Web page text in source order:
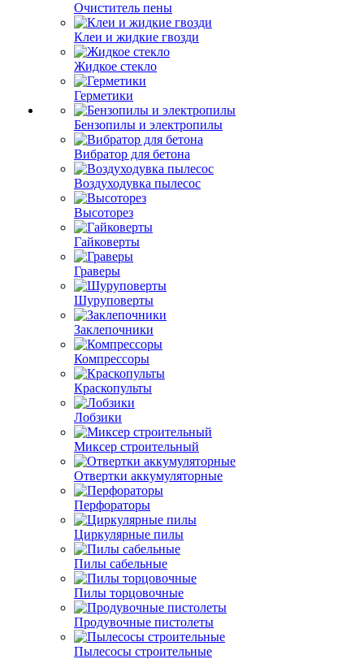
Очиститель пены
Клеи и жидкие гвозди
Жидкое стекло
Герметики
Бензопилы и электропилы
Вибратор для бетона
Воздуходувка пылесос
Высоторез
Гайковерты
Граверы
Шуруповерты
Заклепочники
Компрессоры
Краскопульты
Лобзики
Миксер строительный
Отвертки аккумуляторные
Перфораторы
Циркулярные пилы
Пилы сабельные
Пилы торцовочные
Продувочные пистолеты
Пылесосы строительные